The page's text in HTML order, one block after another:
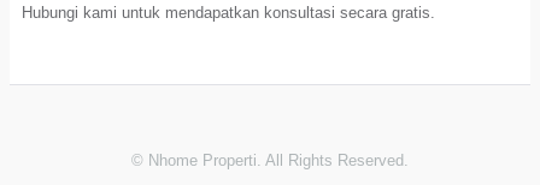
Hubungi kami untuk mendapatkan konsultasi secara gratis.
© Nhome Properti. All Rights Reserved.